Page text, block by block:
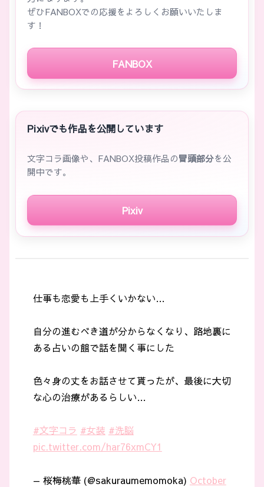
ぜひFANBOXでの応援をよろしくお願いいたしま
す！
FANBOX
Pixivでも作品を公開しています
文字コラ画像や、FANBOX投稿作品の冒頭部分を公
開中です。
Pixiv
仕事も恋愛も上手くいかない…
自分の進むべき道が分からなくなり、路地裏に
ある占いの館で話を聞く事にした
色々身の丈をお話させて貰ったが、最後に大切
な心の治療があるらしい…
#文字コラ #女装 #洗脳
pic.twitter.com/har76xmCY1
— 桜梅桃華 (@sakuraumemomoka) October